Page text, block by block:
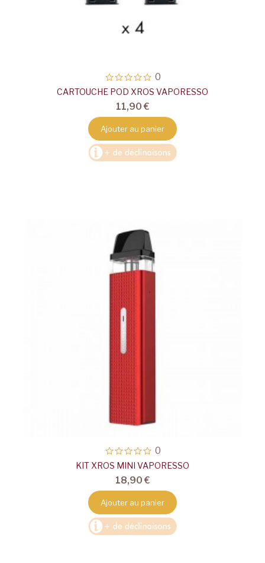
0
CARTOUCHE POD XROS VAPORESSO
11,90 €
Ajouter au panier
0
KIT XROS MINI VAPORESSO
18,90 €
Ajouter au panier